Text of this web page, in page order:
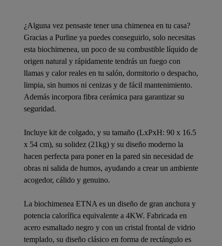
¿Alguna vez pensaste tener una chimenea en tu casa?
Gracias a Purline ya puedes conseguirlo, solo necesitas
esta biochimenea, un poco de su combustible líquido de
origen natural y rápidamente tendrás un fuego con
llamas y calor reales en tu salón, dormitorio o despacho,
limpia, sin humos ni cenizas y de fácil mantenimiento.
Además incorpora fibra cerámica para garantizar su
seguridad.
Incluye kit de colgado, y su tamaño (LxPxH: 90 x 16.5
x 54 cm), su solidez (21kg) y su diseño moderno la
hacen perfecta para poner en la pared sin necesidad de
obras ni salida de humos, ayudando a crear un ambiente
acogedor, cálido y genuino.
La biochimenea ETNA es un diseño de gran anchura y
potencia calorífica equivalente a 4KW. Fabricada en
acero esmaltado negro y con un cristal frontal de vidrio
templado, su diseño clásico en forma de rectángulo es